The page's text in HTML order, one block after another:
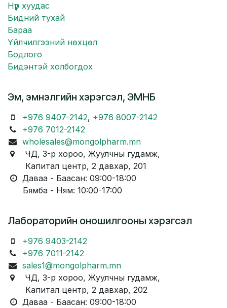
Нүүр хуудас
Бидний тухай
Бараа
Үйлчилгээний нөхцөл
Бодлого
Бидэнтэй холбогдох
Эм, эмнэлгийн хэрэгсэл, ЭМНБ
+976 9407-2142, +976 8007-2142
+976 7012-2142
wholesales@mongolpharm.mn
ЧД, 3-р хороо, Жуулчны гудамж,
Капитал центр, 2 давхар, 201
Даваа - Баасан: 09:00-18:00
Бямба - Ням: 10:00-17:00
Лабораторийн оношилгооны хэрэгсэл
+976 9403-2142
+976 7011-2142
sales1@mongolpharm.mn
ЧД, 3-р хороо, Жуулчны гудамж,
Капитал центр, 2 давхар, 202
Даваа - Баасан: 09:00-18:00